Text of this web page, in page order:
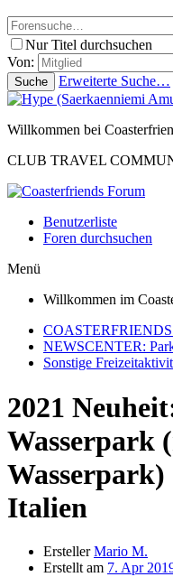
Nur Titel durchsuchen
Von:
Suche Erweiterte Suche…
Willkommen bei
CLUB TRAVEL
Benutzerliste
Foren durchsuchen
Menü
Willkommen im
NEWSCENTER:
Sonstige
2021
Wasserpark
Italien
Ersteller Mario M.
Erstellt am 7. Apr